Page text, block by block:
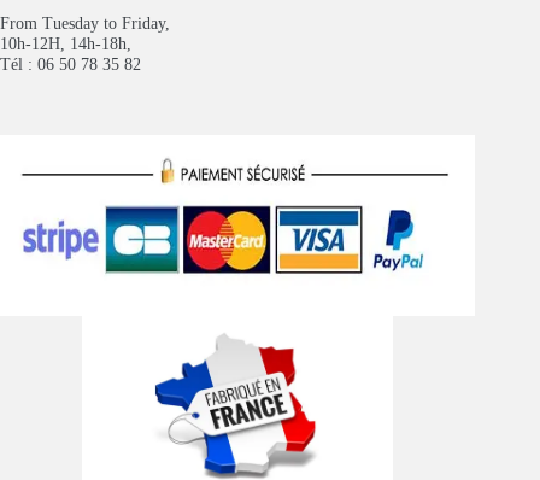
From Tuesday to Friday,
10h-12H, 14h-18h,
Tél : 06 50 78 35 82